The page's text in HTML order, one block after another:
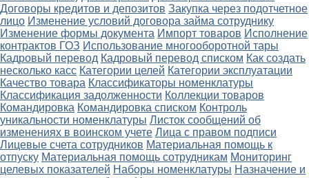
Договоры кредитов и депозитов Закупка через подотчетное
лицо Изменение условий договора займа сотруднику
Изменение формы документа Импорт товаров Исполнение
контрактов ГОЗ Использование многооборотной тары
Кадровый перевод Кадровый перевод списком Как создать
несколько касс Категории целей Категории эксплуатации
Качество товара Классификаторы номенклатуры
Классификация задолженности Коллекции товаров
Командировка Командировка списком Контроль
уникальности номенклатуры Листок сообщений об
изменениях в воинском учете Лица с правом подписи
Лицевые счета сотрудников Материальная помощь к
отпуску Материальная помощь сотрудникам Мониторинг
целевых показателей Наборы номенклатуры Назначение и